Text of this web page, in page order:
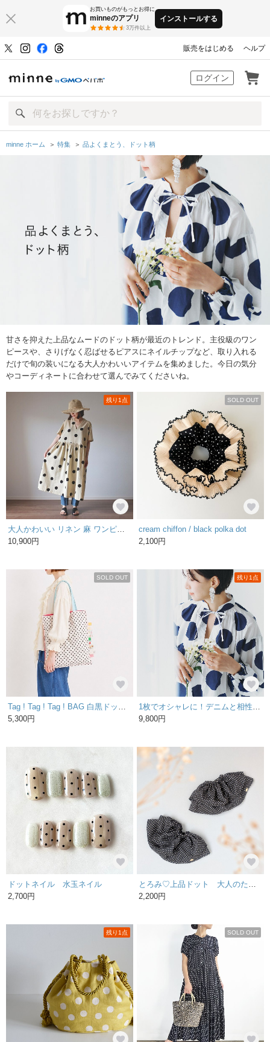
お買いものがもっとお得に
minneのアプリ
3万件以上
インストールする
販売をはじめる ヘルプ
ログイン
minne ホーム ＞ 特集 ＞ 品よくまとう、ドット柄
甘さを抑えた上品なムードのドット柄が最近のトレンド。主役級のワン
ピースや、さりげなく忍ばせるピアスにネイルチップなど、取り入れる
だけで旬の装いになる大人かわいいアイテムを集めました。今日の気分
やコーディネートに合わせて選んでみてくださいね。
残り1点
10,900円
SOLD OUT
cream chiffon / black polka dot
2,100円
SOLD OUT
5,300円
残り1点
9,800円
ドットネイル 水玉ネイル
2,700円
2,200円
残り1点 SOLD OUT